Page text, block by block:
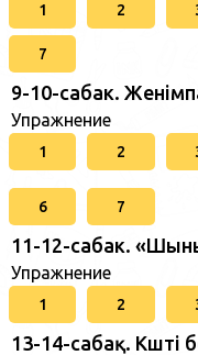
1 2
7
9-10-сабак.
Упражнение
1 2
6 7
11-12-сабак.
Упражнение
1 2
13-14-сабақ. Күшті